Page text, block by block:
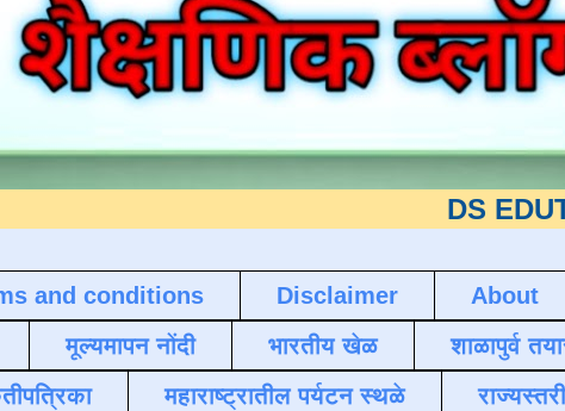
DS EDUTECH या
and conditions Disclaimer About
मूल्यमापन नोंदी भारतीय खेळ
शाळापुर्व
महाराष्ट्रातील पर्यटन स्थळे